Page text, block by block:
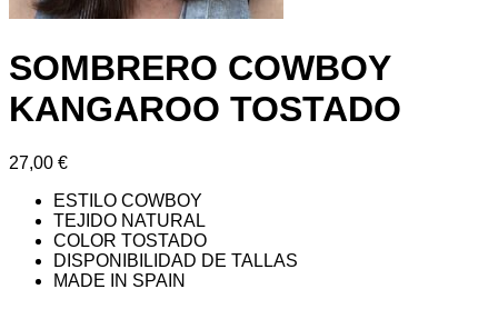
SOMBRERO COWBOY
KANGAROO TOSTADO
27,00 €
ESTILO COWBOY
TEJIDO NATURAL
COLOR TOSTADO
DISPONIBILIDAD DE TALLAS
MADE IN SPAIN